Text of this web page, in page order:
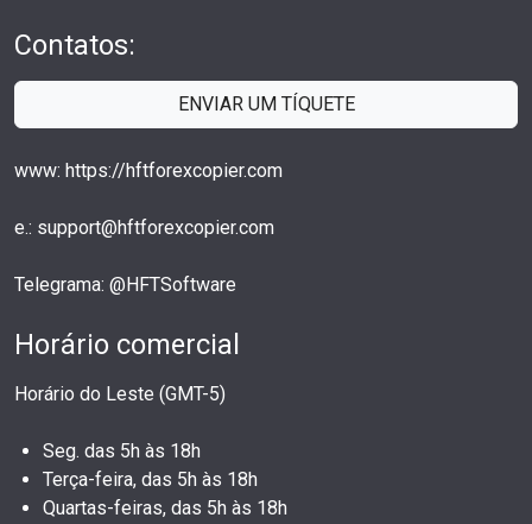
Contatos:
ENVIAR UM TÍQUETE
www: https://hftforexcopier.com
e.: support@hftforexcopier.com
Telegrama: @HFTSoftware
Horário comercial
Horário do Leste (GMT-5)
Seg. das 5h às 18h
Terça-feira, das 5h às 18h
Quartas-feiras, das 5h às 18h